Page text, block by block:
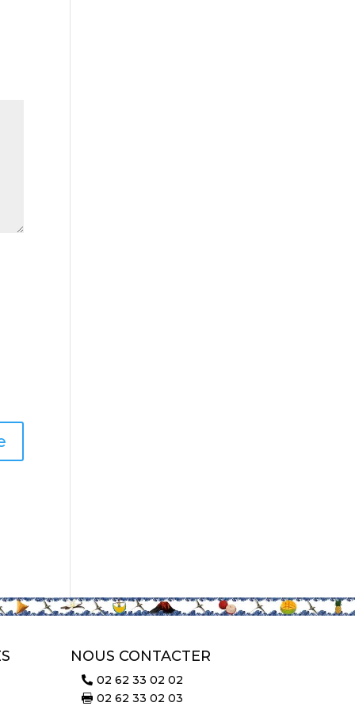
NOUS CONTACTER
 02 62 33 02 02
 02 62 33 02 03